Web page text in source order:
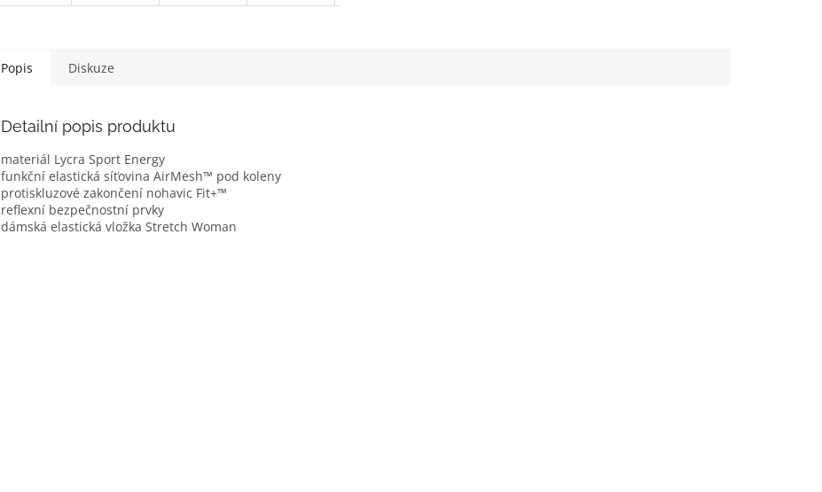
Popis Diskuze
Detailní popis produktu
materiál Lycra Sport Energy
funkční elastická síťovina AirMesh™ pod koleny
protiskluzové zakončení nohavic Fit+™
reflexní bezpečnostní prvky
dámská elastická vložka Stretch Woman